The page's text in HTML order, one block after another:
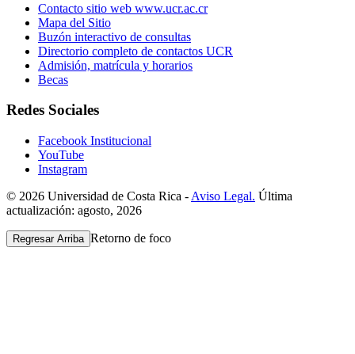
Contacto sitio web www.ucr.ac.cr
Mapa del Sitio
Buzón interactivo de consultas
Directorio completo de contactos UCR
Admisión, matrícula y horarios
Becas
Redes Sociales
Facebook Institucional
YouTube
Instagram
© 2026 Universidad de Costa Rica - Aviso Legal. Última
actualización: agosto, 2026
Regresar Arriba Retorno de foco